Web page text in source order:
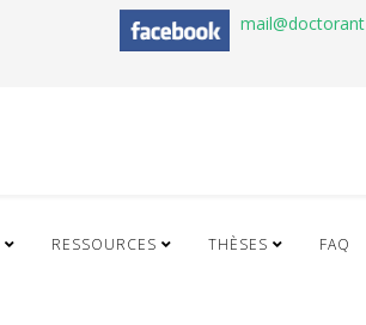
mail@doctorant
RESSOURCES THÈSES FAQ